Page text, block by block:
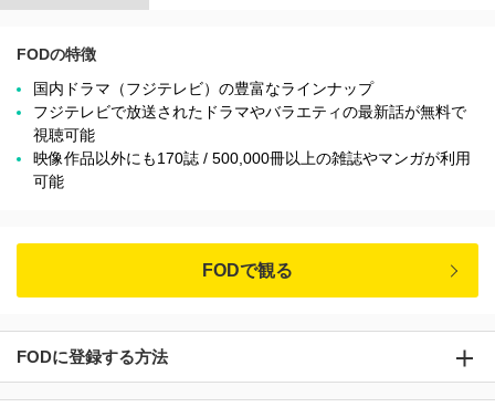
FODの特徴
国内ドラマ（フジテレビ）の豊富なラインナップ
フジテレビで放送されたドラマやバラエティの最新話が無料で
視聴可能
映像作品以外にも170誌 / 500,000冊以上の雑誌やマンガが利用
可能
FODで観る
FODに登録する方法